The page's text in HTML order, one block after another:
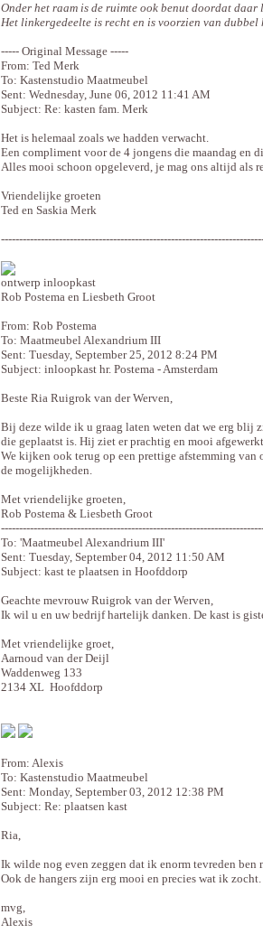
Onder het raam is de ruimte ook benut doordat daar
Het linkergedeelte is recht en is voorzien van dubbel
----- Original Message -----
From: Ted Merk
To: Kastenstudio Maatmeubel
Sent: Wednesday, June 06, 2012 11:41 AM
Subject: Re: kasten fam. Merk
Het is helemaal zoals we hadden verwacht.
Een compliment voor de 4 jongens die maandag en
Alles mooi schoon opgeleverd, je mag ons altijd als
Vriendelijke groeten
Ted en Saskia Merk
ontwerp inloopkast
Rob Postema en Liesbeth Groot
From: Rob Postema
To: Maatmeubel Alexandrium III
Sent: Tuesday, September 25, 2012 8:24 PM
Subject: inloopkast hr. Postema - Amsterdam
Beste Ria Ruigrok van der Werven,
Bij deze wilde ik u graag laten weten dat we erg blij
die geplaatst is. Hij ziet er prachtig en mooi
We kijken ook terug op een prettige afstemming van
de mogelijkheden.
Met vriendelijke groeten,
Rob Postema & Liesbeth Groot
To: 'Maatmeubel Alexandrium III'
Sent: Tuesday, September 04, 2012 11:50 AM
Subject: kast te plaatsen in Hoofddorp
Geachte mevrouw Ruigrok van der Werven,
Ik wil u en uw bedrijf hartelijk danken. De kast is
Met vriendelijke groet,
Aarnoud van der Deijl
Waddenweg 133
2134 XL Hoofddorp
From: Alexis
To: Kastenstudio Maatmeubel
Sent: Monday, September 03, 2012 12:38 PM
Subject: Re: plaatsen kast
Ria,
Ik wilde nog even zeggen dat ik enorm tevreden ben
Ook de hangers zijn erg mooi en precies wat ik
mvg,
Alexis